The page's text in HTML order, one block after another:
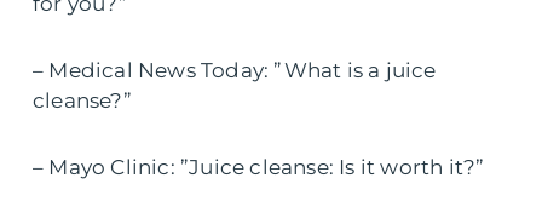
– Medical News Today: ”What is a juice
cleanse?”
– Mayo Clinic: ”Juice cleanse: Is it worth it?”